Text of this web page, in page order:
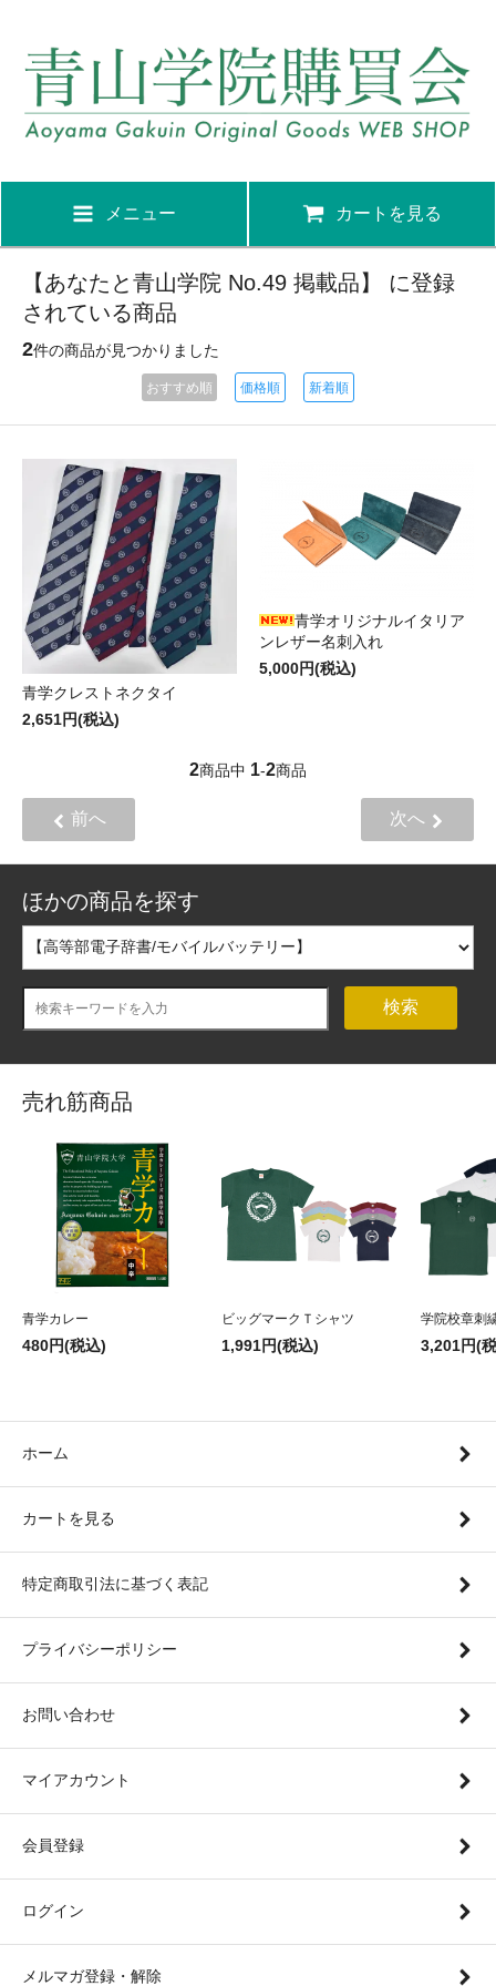
メニュー カートを見る
【あなたと青山学院 No.49 掲載品】 に登録
されている商品
2件の商品が見つかりました
おすすめ順 価格順 新着順
青学クレストネクタイ
2,651円(税込)
青学オリジナルイタリア
ンレザー名刺入れ
5,000円(税込)
2商品中 1-2商品
前へ 次へ
ほかの商品を探す
検索
売れ筋商品
青学カレー
480円(税込)
ビッグマークＴシャツ
1,991円(税込)
学院校章刺
3,201円(
ホーム
カートを見る
特定商取引法に基づく表記
プライバシーポリシー
お問い合わせ
マイアカウント
会員登録
ログイン
メルマガ登録・解除